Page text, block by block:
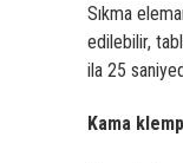
Sıkma
edilebilir,
ila 25
Kama klemp